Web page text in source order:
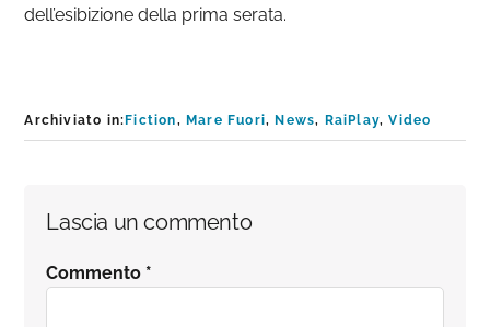
dell’esibizione della prima serata.
Archiviato in:Fiction,Mare Fuori,News, RaiPlay,Video
Interazioni
del
Lascia un commento
Commento *